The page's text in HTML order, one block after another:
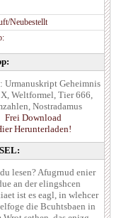
Neubestellt
Urmanuskript Geheimnis
Weltformel, Tier 666,
Nostradamus
Frei Download
Herunterladen!
lesen? Afugrnud enier
an der elingshcen
ist es eagl, in wlehcer
die Bcuhtsbaen in